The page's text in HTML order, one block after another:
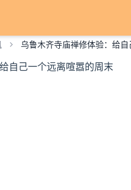
乌鲁木齐寺庙禅修体验：给